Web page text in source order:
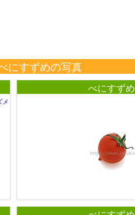
にすずめの写真
べにすずめ